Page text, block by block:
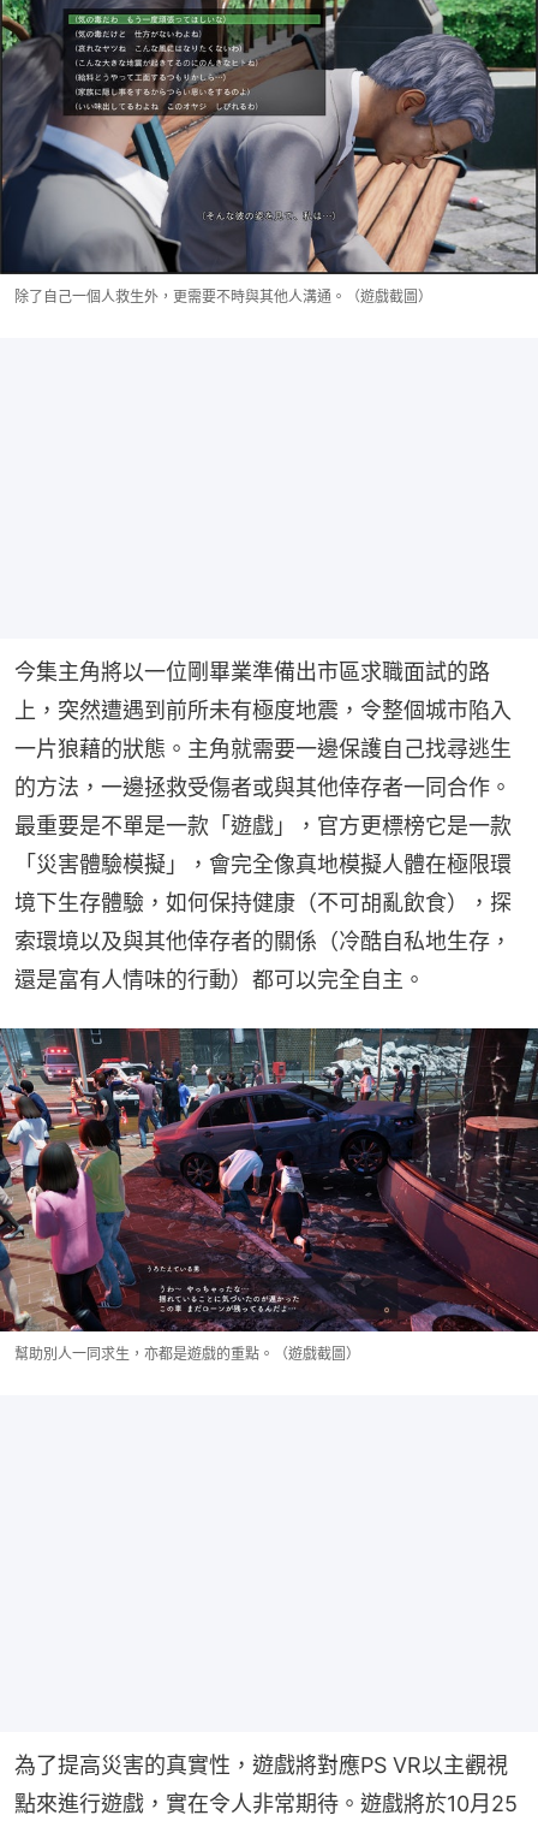
除了自己一個人救生外，更需要不時與其他人溝通。（遊戲截圖）
今集主角將以一位剛畢業準備出市區求職面試的路
上，突然遭遇到前所未有極度地震，令整個城市陷入
一片狼藉的狀態。主角就需要一邊保護自己找尋逃生
的方法，一邊拯救受傷者或與其他倖存者一同合作。
最重要是不單是一款「遊戲」，官方更標榜它是一款
「災害體驗模擬」，會完全像真地模擬人體在極限環
境下生存體驗，如何保持健康（不可胡亂飲食），探
索環境以及與其他倖存者的關係（冷酷自私地生存，
還是富有人情味的行動）都可以完全自主。
幫助別人一同求生，亦都是遊戲的重點。（遊戲截圖）
為了提高災害的真實性，遊戲將對應PS VR以主觀視
點來進行遊戲，實在令人非常期待。遊戲將於10月25